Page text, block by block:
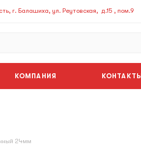
г. Балашиха, ул. Реутовская, д.15 , пом.9
КОМПАНИЯ КОНТАКТЫ
24мм